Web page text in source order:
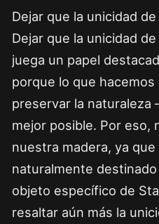
Dejar que la unicidad
Dejar que la unicidad
juega un papel
porque lo que
preservar la naturaleza
mejor posible. Por eso,
nuestra madera, ya
naturalmente
objeto específico de
resaltar aún más la